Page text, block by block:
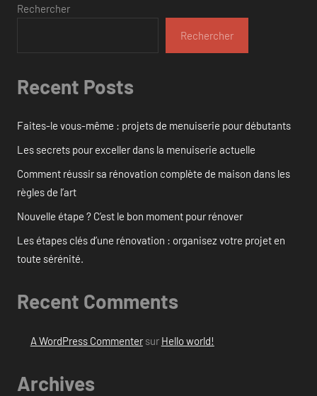
Rechercher
Rechercher
Recent Posts
Faites-le vous-même : projets de menuiserie pour débutants
Les secrets pour exceller dans la menuiserie actuelle
Comment réussir sa rénovation complète de maison dans les
règles de l’art
Nouvelle étape ? C’est le bon moment pour rénover
Les étapes clés d’une rénovation : organisez votre projet en
toute sérénité.
Recent Comments
A WordPress Commentersur Hello world!
Archives